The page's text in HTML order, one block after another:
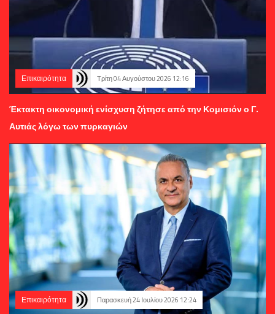
Επικαιρότητα Τρίτη 04 Αυγούστου 2026 12:16
Έκτακτη οικονομική ενίσχυση ζήτησε από την Κομισιόν ο Γ.
Αυτιάς λόγω των πυρκαγιών
Επικαιρότητα Παρασκευή 24 Ιουλίου 2026 12:24